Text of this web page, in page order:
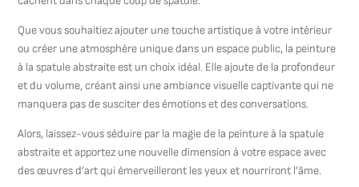
Que vous souhaitiez ajouter une touche artistique à votre intérieur
ou créer une atmosphère unique dans un espace public, la peinture
à la spatule abstraite est un choix idéal. Elle ajoute de la profondeur
et du volume, créant ainsi une ambiance visuelle captivante qui ne
manquera pas de susciter des émotions et des conversations.
Alors, laissez-vous séduire par la magie de la peinture à la spatule
abstraite et apportez une nouvelle dimension à votre espace avec
des œuvres d’art qui émerveilleront les yeux et nourriront l’âme.